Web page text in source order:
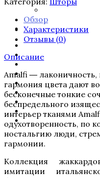
2019
Компания
Сантехника
Плитка
Обои, краска
Лепнина
Шторы
Двери
Полы
Мебель
Обзор
Характеристики
Отзывы (0)
Описание
Amalfi ― лаконичность,
гармония цвета дают
бесконечные тонкие
беспредельного
интерьер тканями
одухотворенность, по
ностальгию люди,
гармонии.
Коллекция
имитации